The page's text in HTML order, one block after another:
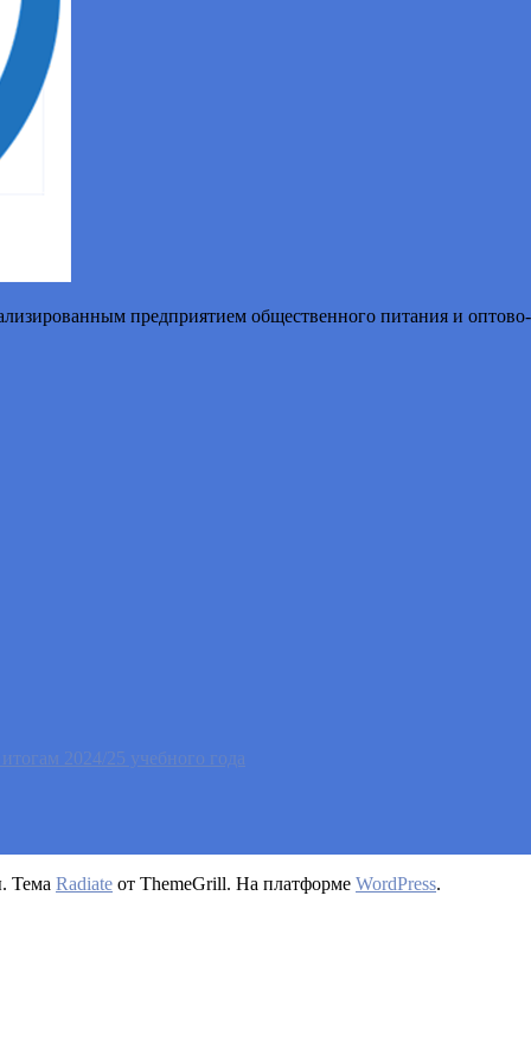
предприятием общественного питания и
2024/25 учебного года
Тема Radiate от ThemeGrill. На платформе WordPress.